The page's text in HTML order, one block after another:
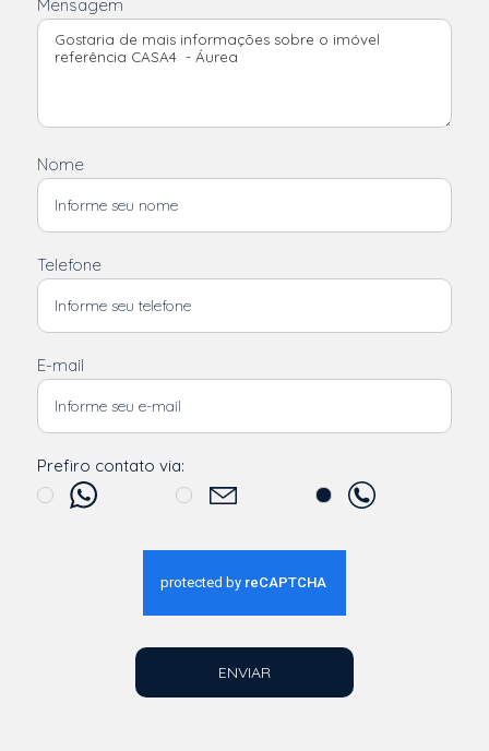
Mensagem
Nome
Telefone
E-mail
Prefiro contato via:
ENVIAR